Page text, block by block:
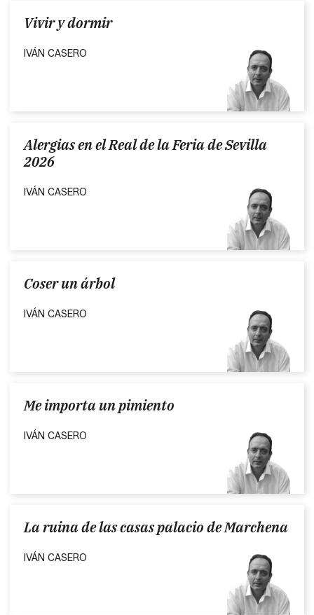
Vivir y dormir
IVÁN CASERO
Alergias en el Real de la Feria de Sevilla
2026
IVÁN CASERO
Coser un árbol
IVÁN CASERO
Me importa un pimiento
IVÁN CASERO
La ruina de las casas palacio de Marchena
IVÁN CASERO